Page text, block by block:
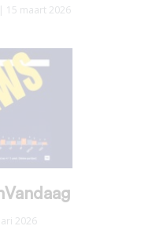
| 15 maart 2026
2026